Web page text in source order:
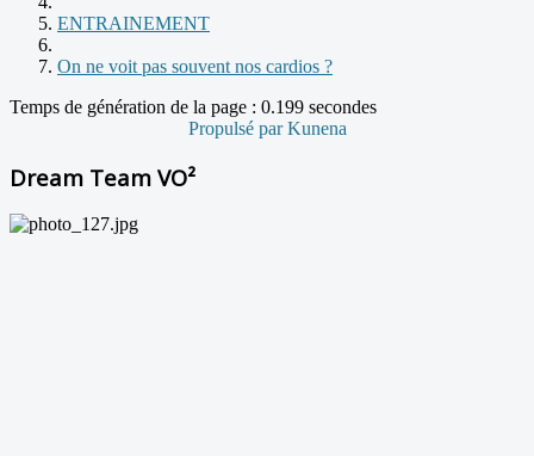
ENTRAINEMENT
On ne voit pas souvent nos cardios ?
Temps de génération de la page : 0.199 secondes
Propulsé parKunena
Dream Team VO²